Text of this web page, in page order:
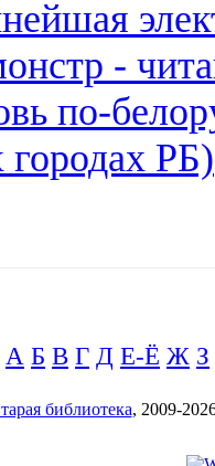
-
по-
городах РБ)
А Б В Г Д Е-Ё Ж З
библиотека, 2009-